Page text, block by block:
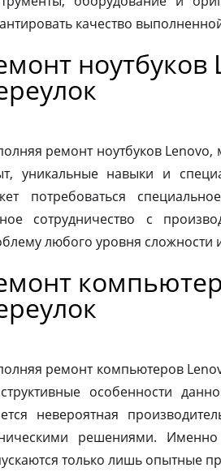
качество
ремонт ноутбуков Lenovo,
уникальные навыки и
потребоваться
сотрудничество с
любого уровня сложности
ремонт компьютеров
особенности
невероятная
решениями.
только лишь опытные